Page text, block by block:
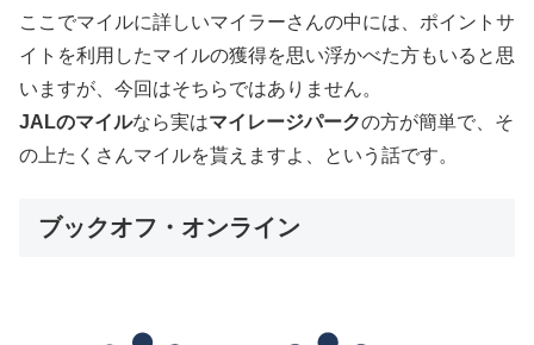
ここでマイルに詳しいマイラーさんの中には、ポイントサ
イトを利用したマイルの獲得を思い浮かべた方もいると思
いますが、今回はそちらではありません。
JALのマイルなら実はマイレージパークの方が簡単で、そ
の上たくさんマイルを貰えますよ、という話です。
ブックオフ・オンライン